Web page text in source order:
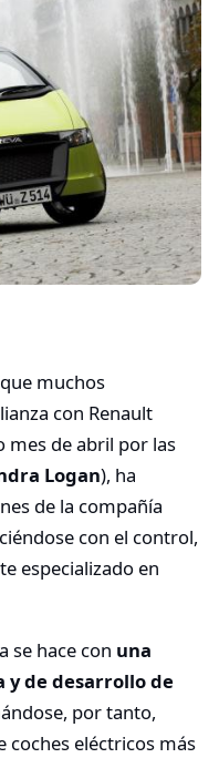
muchos
con Renault
mes de abril por las
Logan), ha
de la compañía
con el control,
especializado en
se hace con una
y de desarrollo de
por tanto,
coches eléctricos más